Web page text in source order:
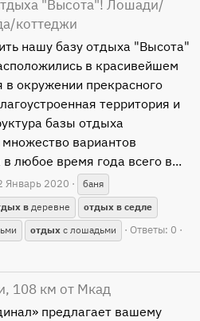
"Высота"! Лошади/
коттеджи
нашу базу отдыха "Высота"
в красивейшем
в окружении прекрасного
территория и
базы отдыха
вариантов
любое время года всего в...
Январь 2020
баня
в деревне отдых в седле
отдых с лошадьми
Ответы: 0
108 км от Мкад
предлагает вашему